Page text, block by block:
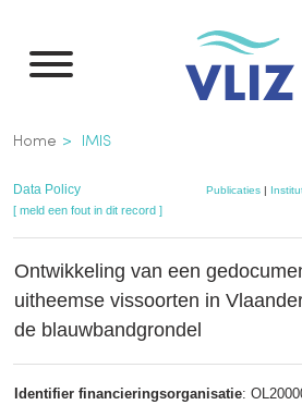
naar
inhoud
gaan
Kruimelpad
Home IMIS
Data Policy Publicaties |
[ meld een fout in dit record ]
Ontwikkeling van een
uitheemse vissoorten in
de blauwbandgrondel
Identifier financieringsorganisatie: